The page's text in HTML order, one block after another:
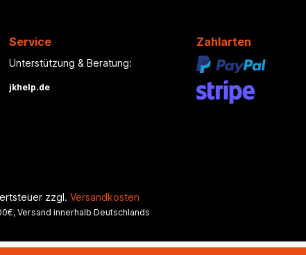
Service
Unterstützung & Beratung:
jkhelp.de
Zahlarten
zzgl. Versandkosten
Versand innerhalb Deutschlands